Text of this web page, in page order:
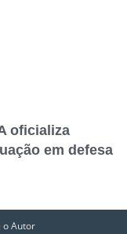
oficializa
em defesa
o Autor